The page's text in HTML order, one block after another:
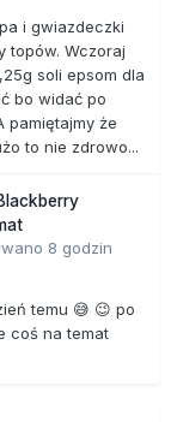
i gwiazdeczki
topów. Wczoraj
soli epsom dla
bo widać po
pamiętajmy że
to nie zdrowo...
8 godzin
temu 😅 😉 po
coś na temat